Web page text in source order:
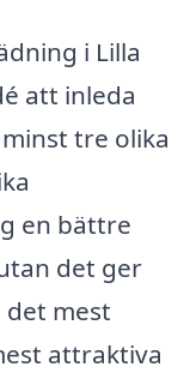
i Lilla
att inleda
tre olika
en bättre
det ger
mest
attraktiva